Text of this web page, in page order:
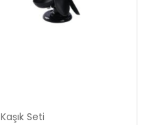
Kaşık Seti